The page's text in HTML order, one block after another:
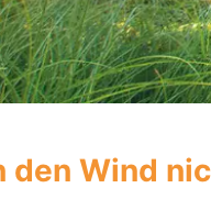
den Wind